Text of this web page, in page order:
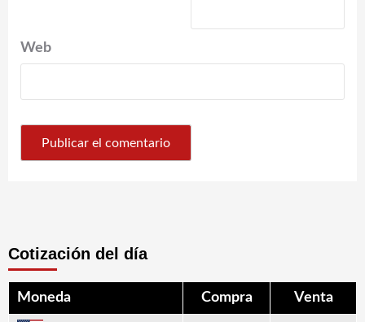
Web
Cotización del día
Moneda Compra Venta